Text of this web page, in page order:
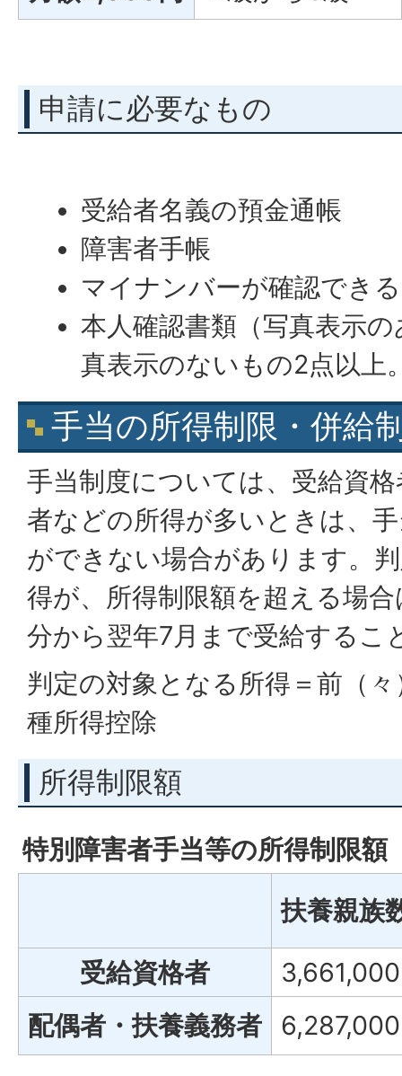
申請に必要なもの
受給者名義の預金通帳
障害者手帳
マイナンバーが確認でき
本人確認書類（写真表示
真表示のないもの2点以上
手当の所得制限・併給
手当制度については、受給資
者などの所得が多いときは、
ができない場合があります。
得が、所得制限額を超える場
分から翌年7月まで受給するこ
判定の対象となる所得＝前（
種所得控除
所得制限額
特別障害者手当等の所得制限額
扶養親族
受給資格者
配偶者・扶養義務者